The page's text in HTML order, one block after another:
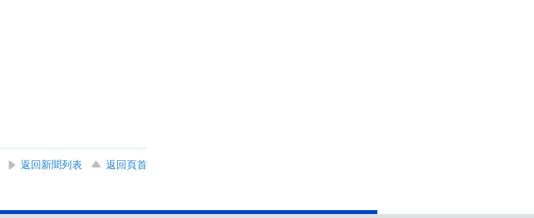
返回新聞列表
返回頁首